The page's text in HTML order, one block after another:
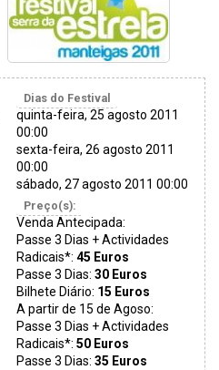
Dias do Festival
quinta-feira, 25 agosto 2011
00:00
sexta-feira, 26 agosto 2011
00:00
sábado, 27 agosto 2011 00:00
Preço(s):
Venda Antecipada:
Passe 3 Dias + Actividades
Radicais*:45 Euros
Passe 3 Dias:30 Euros
Bilhete Diário: 15 Euros
A partir de 15 de Agoso:
Passe 3 Dias + Actividades
Radicais*:50 Euros
Passe 3 Dias:35 Euros